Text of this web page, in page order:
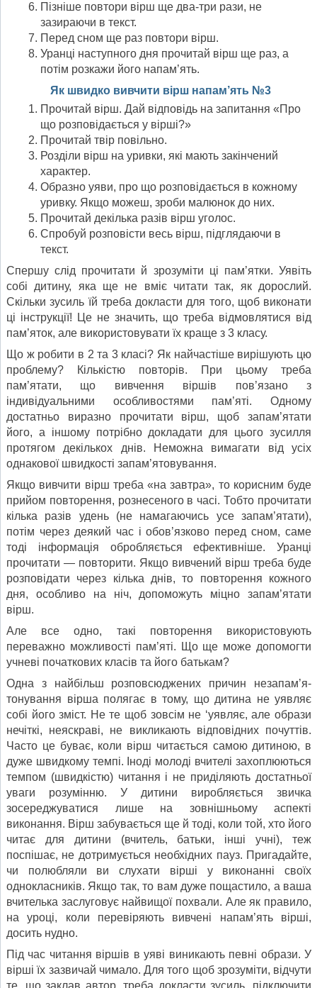
Пізніше повтори вірш ще два-три рази, не
зазираючи в текст.
Перед сном ще раз повтори вірш.
Уранці наступного дня прочитай вірш ще раз, а
потім розкажи його напам’ять.
Як швидко вивчити вірш напам’ять №3
Прочитай вірш. Дай відповідь на запитання «Про
що розповідається у вірші?»
Прочитай твір повільно.
Розділи вірш на уривки, які мають закінчений
харак­тер.
Образно уяви, про що розповідається в кожному
урив­ку. Якщо можеш, зроби малюнок до них.
Прочитай декілька разів вірш уголос.
Спробуй розповісти весь вірш, підглядаючи в
текст.
Спершу слід прочитати й зрозуміти ці пам’ятки. Уявіть
собі дитину, яка ще не вміє читати так, як дорослий.
Скільки зусиль їй треба докласти для того, щоб виконати
ці інструк­ції! Це не значить, що треба відмовлятися від
пам’яток, але використовувати їх краще з 3 класу.
Що ж робити в 2 та 3 класі? Як найчастіше вирішують цю
проблему? Кількістю повторів. При цьому треба
пам’ятати, що вивчення віршів пов’язано з
індивідуальними особливос­тями пам’яті. Одному
достатньо виразно прочитати вірш, щоб запам’ятати
його, а іншому потрібно докладати для цьо­го зусилля
протягом декількох днів. Неможна вимагати від усіх
однакової швидкості запам’ятовування.
Якщо вивчити вірш треба «на завтра», то корисним буде
прийом повторення, рознесеного в часі. Тобто прочитати
кілька разів удень (не намагаючись усе запам’ятати),
потім через деякий час і обов’язково перед сном, саме
тоді інфор­мація обробляється ефективніше. Уранці
прочитати — по­вторити. Якщо вивчений вірш треба буде
розповідати через кілька днів, то повторення кожного
дня, особливо на ніч, до­поможуть міцно запам’ятати
вірш.
Але все одно, такі повторення використовують
переважно можливості пам’яті. Що ще може допомогти
учневі початко­вих класів та його батькам?
Одна з найбільш розповсюджених причин незапам’я-
тонування вірша полягає в тому, що дитина не уявляє
собі його зміст. Не те щоб зовсім не ‘уявляє, але образи
нечіткі, неяскраві, не викликають відповідних почуттів.
Часто це бу­ває, коли вірш читається самою дитиною, в
дуже швидкому темпі. Іноді молоді вчителі захоплюються
темпом (швидкістю) читання і не приділяють достатньої
уваги розумінню. У ди­тини виробляється звичка
зосереджуватися лише на зовніш­ньому аспекті
виконання. Вірш забувається ще й тоді, коли той, хто його
читає для дитини (вчитель, батьки, інші учні), теж
поспішає, не дотримується необхідних пауз. Пригадайте,
чи полюбляли ви слухати вірші у виконанні своїх
одноклас­ників. Якщо так, то вам дуже пощастило, а ваша
вчитель­ка заслуговує найвищої похвали. Але як правило,
на уроці, коли перевіряють вивчені напам’ять вірші,
досить нудно.
Під час читання віршів в уяві виникають певні образи. У
вірші їх зазвичай чимало. Для того щоб зрозуміти, відчути
те, що заклав автор, треба докласти зусиль, підключити